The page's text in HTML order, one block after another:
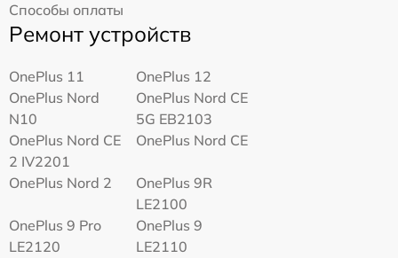
Способы оплаты
Ремонт устройств
OnePlus 11
OnePlus 12
OnePlus Nord
N10
OnePlus Nord CE
5G EB2103
OnePlus Nord CE
2 IV2201
OnePlus Nord CE
OnePlus Nord 2
OnePlus 9R
LE2100
OnePlus 9 Pro
LE2120
OnePlus 9
LE2110